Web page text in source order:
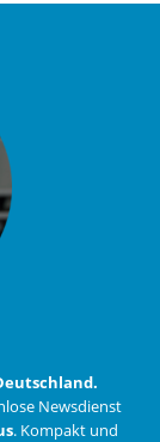
Newsdienst
. Kompakt und